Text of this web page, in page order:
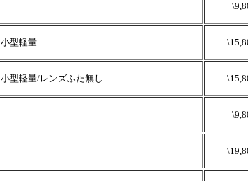
小型軽量
小型軽量/レンズふた無し